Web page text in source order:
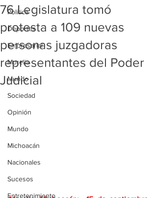
Política
Deportes
Empresarial
Morelia
Mundo
Sociedad
Opinión
Mundo
Michoacán
Nacionales
Sucesos
Entretenimiento
76 Legislatura tomó
protesta a 109 nuevas
personas juzgadoras
representantes del Poder
Judicial